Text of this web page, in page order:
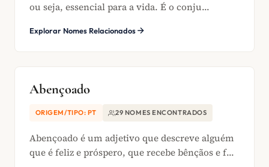
ou seja, essencial para a vida. É o conju...
Explorar Nomes Relacionados
Abençoado
ORIGEM/TIPO: PT 29 NOMES ENCONTRADOS
Abençoado é um adjetivo que descreve alguém
que é feliz e próspero, que recebe bênçãos e f...